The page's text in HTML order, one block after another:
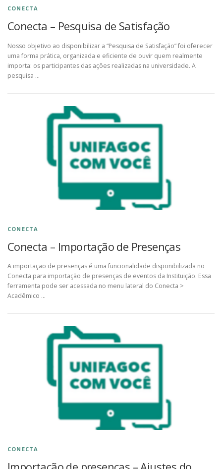
CONECTA
Conecta – Pesquisa de Satisfação
Nosso objetivo ao disponibilizar a “Pesquisa de Satisfação” foi oferecer
uma forma prática, organizada e eficiente de ouvir quem realmente
importa: os participantes das ações realizadas na universidade. A
pesquisa …
CONECTA
Conecta – Importação de Presenças
A importação de presenças é uma funcionalidade disponibilizada no
Conecta para importação de presenças de eventos da Instituição. Essa
ferramenta pode ser acessada no menu lateral do Conecta >
Acadêmico …
CONECTA